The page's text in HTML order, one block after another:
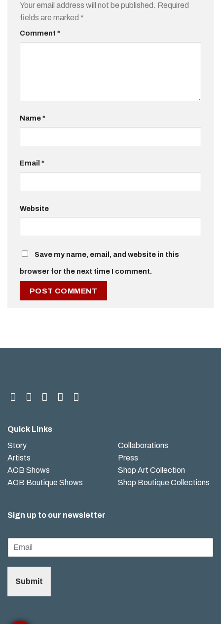
Your email address will not be published. Required
fields are marked *
Comment *
Name*
Email *
Website
Save my name, email, and website in this
browser for the next time I comment.
Quick Links
Story
Artists
AOB Shows
AOB Boutique Shows
Collaborations
Press
Shop Art Collection
Shop Boutique Collections
Sign up to our newsletter
Submit